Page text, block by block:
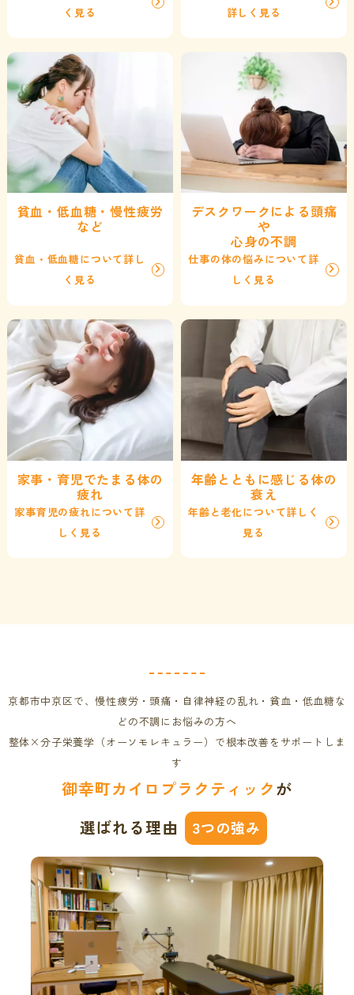
く見る
詳しく見る
貧血・低血糖・慢性疲労
など
貧血・低血糖について詳し
く見る
デスクワークによる頭痛
や
心身の不調
仕事の体の悩みについて詳
しく見る
家事・育児でたまる体の
疲れ
家事育児の疲れについて詳
しく見る
年齢とともに感じる体の
衰え
年齢と老化について詳しく
見る
京都市中京区で、慢性疲労・頭痛・自律神経の乱れ・貧血・低血糖な
どの不調にお悩みの方へ
整体×分子栄養学（オーソモレキュラー）で根本改善をサポートしま
す
御幸町カイロプラクティックが
選ばれる理由
3つの強み